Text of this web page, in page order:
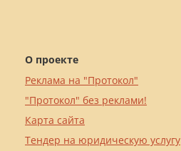
О проекте
Реклама на "Протокол"
"Протокол" без реклами!
Карта сайта
Тендер на юридическую услугу